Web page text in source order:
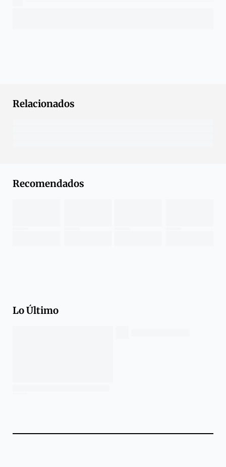
Relacionados
Recomendados
Lo Último